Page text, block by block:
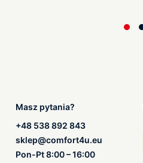
Masz pytania?
+48 538 892 843
sklep@comfort4u.eu
Pon-Pt 8:00 – 16:00